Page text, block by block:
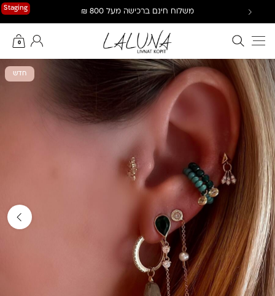
Staging משלוח חינם ברכישה מעל 800 ₪
חיפוש באתר
0
החשבון שלי
חדש